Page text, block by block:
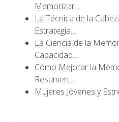
Memorizar…
La Técnica de la
Estrategia…
La Ciencia de la
Capacidad…
Cómo Mejorar la
Resumen…
Mujeres Jóvenes y